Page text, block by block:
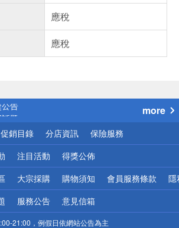
應稅
應稅
告
題
惠
區配送
頁！請小心！
more
促銷目錄 分店資訊 保險服務
注目活動 得獎公佈
大宗採購 購物須知 會員服務條款 隱
服務公告 意見信箱
21:00，例假日依網站公告為主